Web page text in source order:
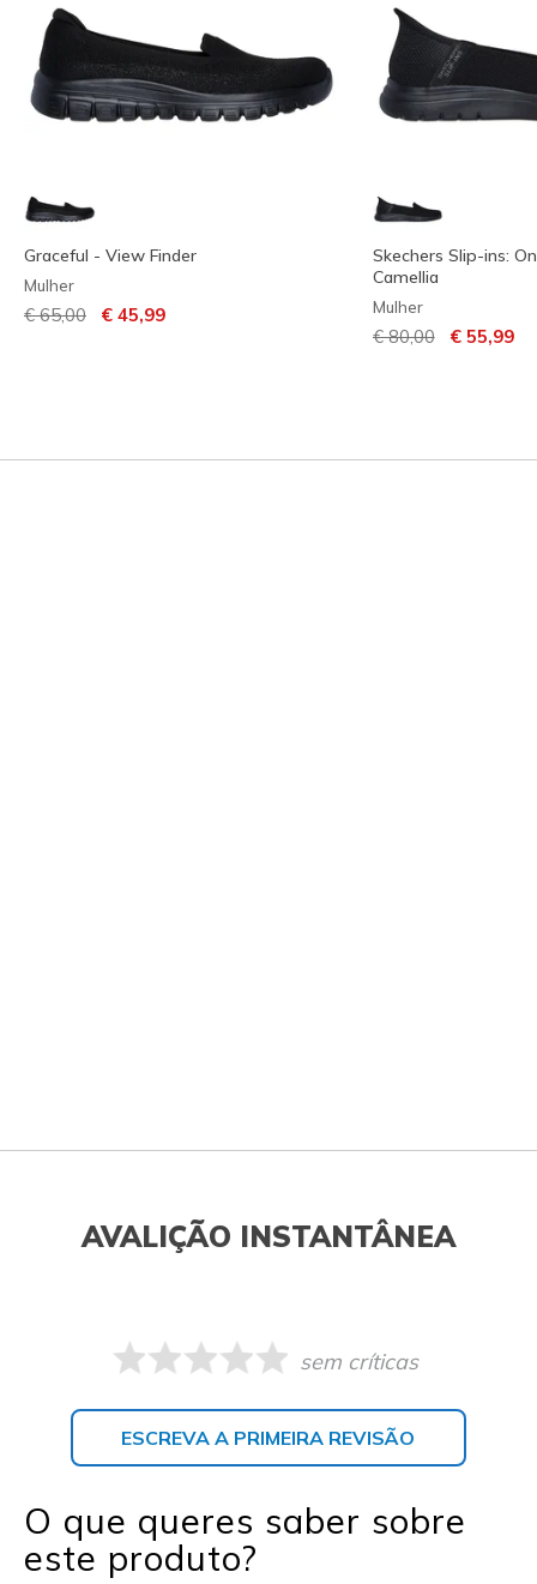
Graceful - View Finder
Mulher
Preço com desconto de
€ 65,00 para
€ 45,99
Skechers Slip-ins:
Camellia
Mulher
Preço com
€ 80,00para
€ 55,99
AVALIÇÃO INSTANTÂNEA
sem críticas
ESCREVA A PRIMEIRA REVISÃO
O que queres saber sobre
este produto?